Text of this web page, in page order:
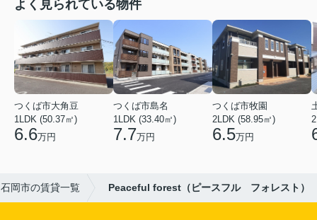
よく見られている物件
つくば市大角豆
1LDK (50.37㎡)
6.6万円
つくば市島名
1LDK (33.40㎡)
7.7万円
つくば市牧園
2LDK (58.95㎡)
6.5万円
石岡市の賃貸一覧 Peaceful forest（ピースフル フォレスト）